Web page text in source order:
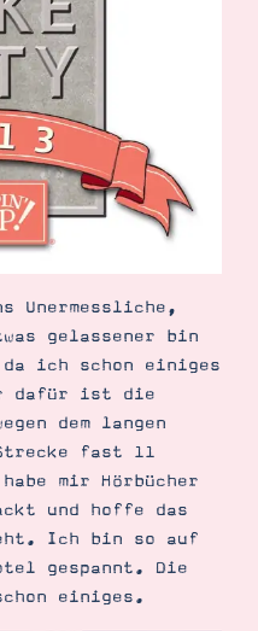
Unermessliche,
gelassener bin
ich schon einiges
dafür ist die
dem langen
fast 11
mir Hörbücher
und hoffe das
Ich bin so auf
gespannt. Die
einiges.